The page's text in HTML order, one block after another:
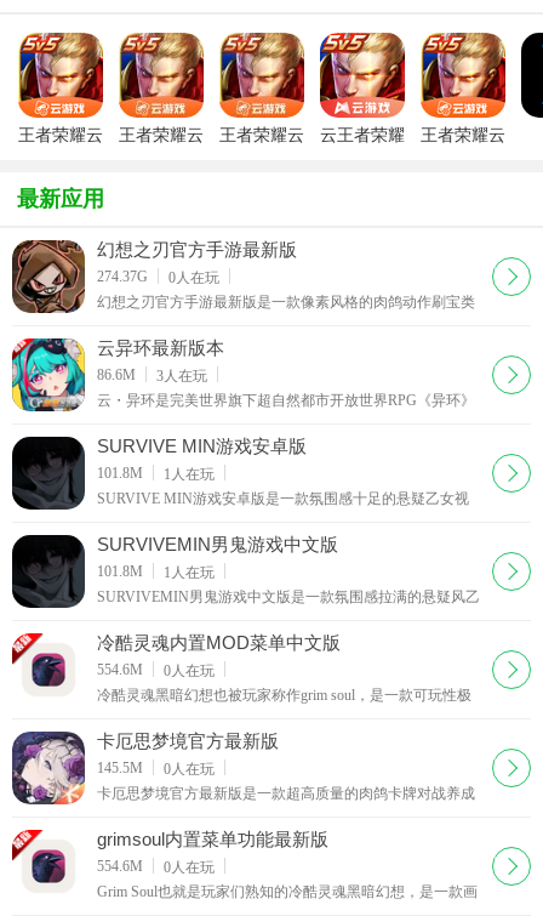
王者荣耀云
版
王者荣耀云
王者荣耀云
云王者荣耀
王者荣耀云
最新应用
幻想之刃官方手游最新版
274.37G 0人在玩
幻想之刃官方手游最新版是一款像素风格的肉鸽动作刷宝类
多种族职业可以自由选择，还能与朋友一起联机下本
下载
云异环最新版本
86.6M 3人在玩
云・异环是完美世界旗下超自然都市开放世界RPG《异环》
线，面向安卓与iOS双端玩家开放体验。这款云
下载
SURVIVE MIN游戏安卓版
101.8M 1 人在玩
SURVIVE MIN游戏安卓版是一款氛围感十足的悬疑乙女视
喜欢文字剧情向游戏的玩家打造沉浸式游玩体验。游戏以
下载
SURVIVEMIN男鬼游戏中文版
101.8M 1 人在玩
SURVIVEMIN男鬼游戏中文版是一款氛围感拉满的悬疑风乙
叙事三大核心元素，专为文字剧情爱好者打造沉浸式掌
下载
冷酷灵魂内置MOD菜单中文版
554.6M 0人在玩
冷酷灵魂黑暗幻想也被玩家称作grim soul，是一款可玩性极
的暗黑世界观和丰富的生存冒险体系收获了大量硬核
下载
卡厄思梦境官方最新版
145.5M 0人在玩
卡厄思梦境官方最新版是一款超高质量的肉鸽卡牌对战养成
队进行冒险探索，游戏拥有超多各具特色的二次元美
下载
grimsoul内置菜单功能最新版
554.6M 0人在玩
Grim Soul也就是玩家们熟知的冷酷灵魂黑暗幻想，是一款画
下载